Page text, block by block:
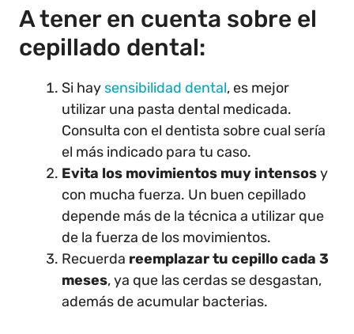
A tener en cuenta sobre el
cepillado dental:
Si hay sensibilidad dental, es mejor
utilizar una pasta dental medicada.
Consulta con el dentista sobre cual sería
el más indicado para tu caso.
Evita los movimientos muy intensosy
con mucha fuerza. Un buen cepillado
depende más de la técnica a utilizar que
de la fuerza de los movimientos.
Recuerda reemplazar tu cepillo cada 3
meses, ya que las cerdas se desgastan,
además de acumular bacterias.